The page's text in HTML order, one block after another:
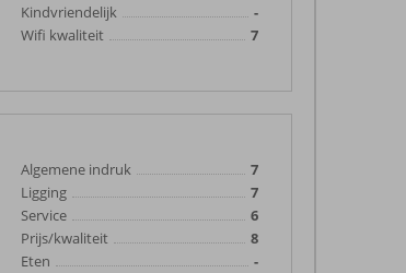
Kindvriendelijk
-
Wifi kwaliteit
7
Algemene indruk
7
Ligging
7
Service
6
Prijs/kwaliteit
8
Eten
-